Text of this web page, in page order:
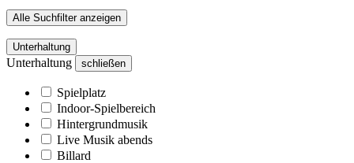
Alle Suchfilter anzeigen
Unterhaltung
Unterhaltung schließen
Spielplatz
Indoor-Spielbereich
Hintergrundmusik
Live Musik abends
Billard